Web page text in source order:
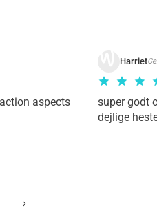
aspects
Harriet
super godt
dejlige